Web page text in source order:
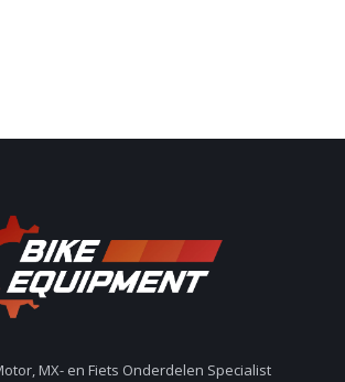
MX- en Fiets Onderdelen Specialist